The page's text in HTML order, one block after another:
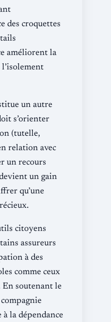
des croquettes
améliorent la
un autre
s’orienter
(tutelle,
relation avec
un recours
un gain
qu’une
citoyens
assureurs
à des
comme ceux
En soutenant le
la dépendance